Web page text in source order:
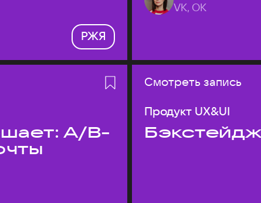
РЖЯ
VK, ОК
A/B-
Смотреть запись
Продукт UX&UI
Бэкстейдж